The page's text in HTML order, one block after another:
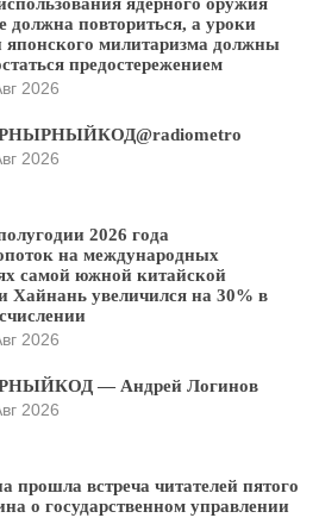
должна повториться, а уроки
японского милитаризма должны
предостережением
2026
2026
2026 года
на международных
самой южной китайской
Хайнань увеличился на 30% в
2026
— Андрей Логинов
2026
прошла встреча читателей пятого
о государственном управлении